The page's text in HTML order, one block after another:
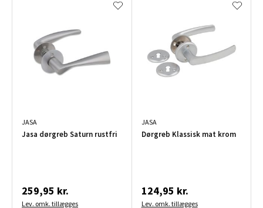
JASA
Jasa dørgreb Saturn rustfri
259,95 kr.
Lev. omk. tillægges
JASA
Dørgreb Klassisk mat krom
124,95 kr.
Lev. omk. tillægges